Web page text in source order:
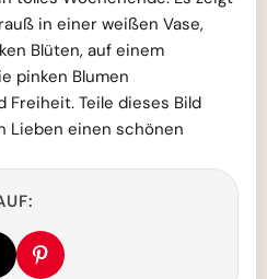
in einer weißen Vase,
Blüten, auf einem
pinken Blumen
Freiheit. Teile dieses Bild
Lieben einen schönen